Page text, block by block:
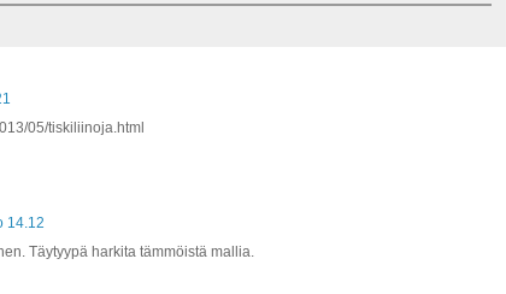
05/tiskiliinoja.html
14.12
Täytyypä harkita tämmöistä mallia.